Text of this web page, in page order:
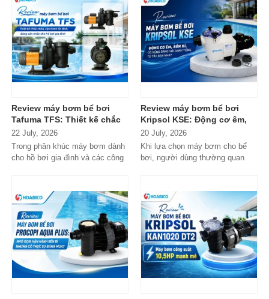
Review máy bơm bể bơi
Tafuma TFS: Thiết kế chắc
chắn, vận hành ổn định,
đáng cân nhắc cho hồ bơi
gia đình
22 July, 2026
Trong phân khúc máy bơm dành
cho hồ bơi gia đình và các công
Review máy bơm bể bơi
Kripsol KSE: Động cơ êm,
bền bỉ, có xứng đáng với
danh tiếng từ Tây Ban Nha?
20 July, 2026
Khi lựa chọn máy bơm cho bể
bơi, người dùng thường quan